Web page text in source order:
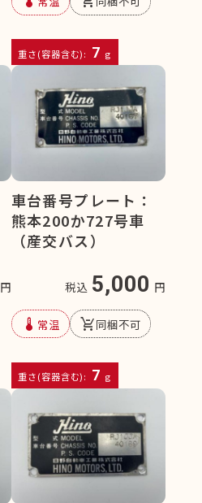
重さ(容器含む): 7 g
円
車台番号プレート：
熊本200か727号車
（産交バス）
税込 5,000 円
device_thermostat 常温 remove_shopping_cart同梱不可
重さ(容器含む): 7 g